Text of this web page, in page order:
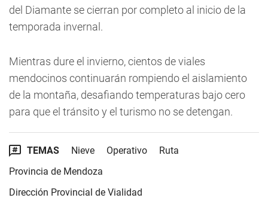
del Diamante se cierran por completo al inicio de la
temporada invernal.
Mientras dure el invierno, cientos de viales
mendocinos continuarán rompiendo el aislamiento
de la montaña, desafiando temperaturas bajo cero
para que el tránsito y el turismo no se detengan.
TEMAS Nieve Operativo
Ruta
Provincia de Mendoza
Dirección Provincial de Vialidad